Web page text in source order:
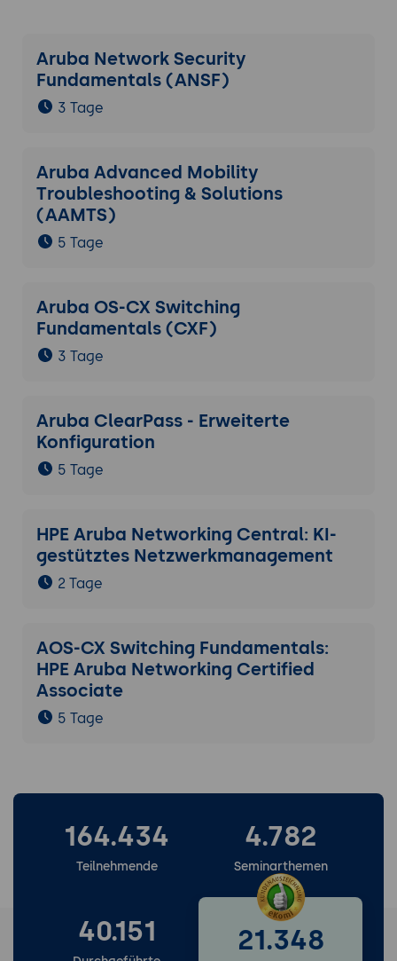
Aruba Network Security
Fundamentals (ANSF)
3 Tage
Aruba Advanced Mobility
Troubleshooting & Solutions
(AAMTS)
5 Tage
Aruba OS-CX Switching
Fundamentals (CXF)
3 Tage
Aruba ClearPass - Erweiterte
Konfiguration
5 Tage
HPE Aruba Networking Central: KI-
gestütztes Netzwerkmanagement
2 Tage
AOS-CX Switching Fundamentals:
HPE Aruba Networking Certified
Associate
5 Tage
164.434
Teilnehmende
4.782
Seminarthemen
40.151 21.348